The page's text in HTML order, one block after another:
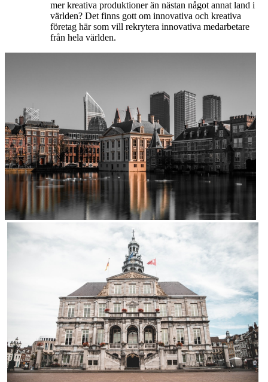
mer kreativa produktioner än nästan något annat land i
världen? Det finns gott om innovativa och kreativa
företag här som vill rekrytera innovativa medarbetare
från hela världen.